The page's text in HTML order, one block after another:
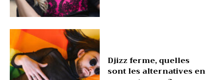
Djizz ferme, quelles
sont les alternatives en